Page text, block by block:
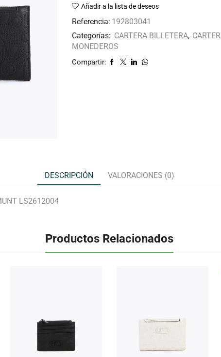
Añadir a la lista de deseos
Referencia: 192803041
Categorías: CARTERA BILLETERA,
MONEDEROS
Compartir:
DESCRIPCIÓN VALORACIONES (0)
LS2612004
Productos Relacionados